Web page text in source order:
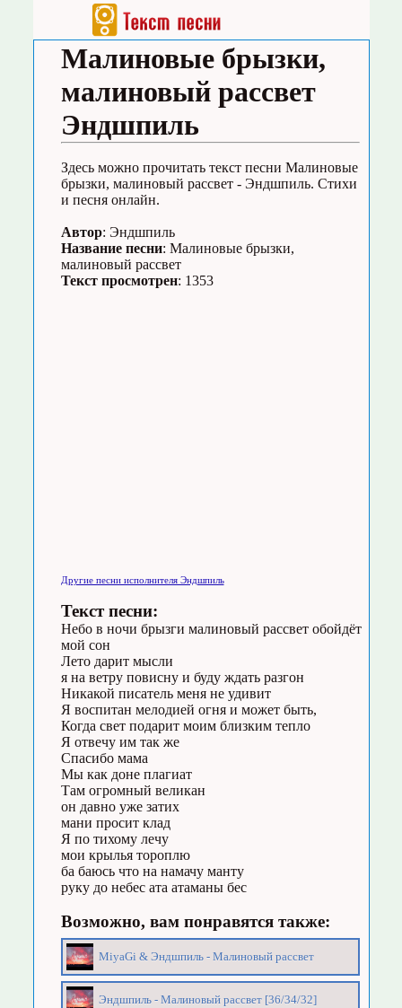
Малиновые брызки,
малиновый рассвет
Эндшпиль
Здесь можно прочитать текст песни Малиновые
брызки, малиновый рассвет - Эндшпиль. Стихи
и песня онлайн.
Автор: Эндшпиль
Название песни: Малиновые брызки,
малиновый рассвет
Текст просмотрен: 1353
Другие песни исполнителя Эндшпиль
Текст песни:
Небо в ночи брызги малиновый рассвет обойдёт
мой сон
Лето дарит мысли
я на ветру повисну и буду ждать разгон
Никакой писатель меня не удивит
Я воспитан мелодией огня и может быть,
Когда свет подарит моим близким тепло
Я отвечу им так же
Спасибо мама
Мы как доне плагиат
Там огромный великан
он давно уже затих
мани просит клад
Я по тихому лечу
мои крылья тороплю
ба баюсь что на намачу манту
руку до небес ата атаманы бес
Возможно, вам понравятся также:
MiyaGi & Эндшпиль - Малиновый рассвет
Эндшпиль - Малиновый рассвет [36/34/32]